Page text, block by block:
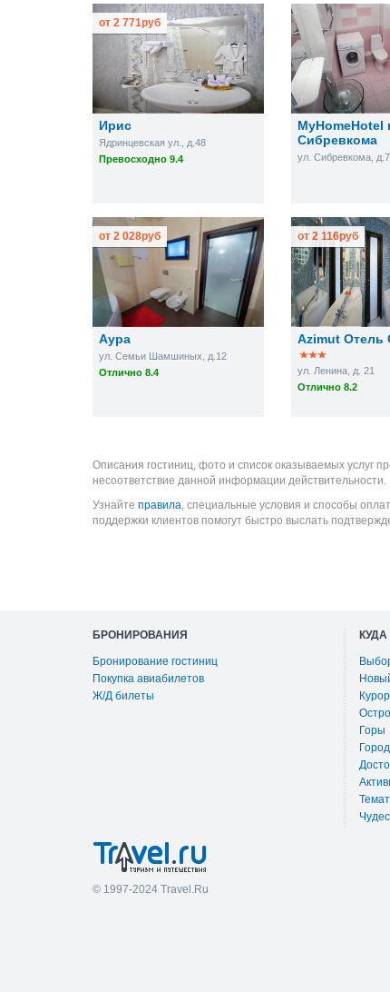
Ирис
Ядринцевская ул., д.48
Превосходно 9.4
от 2 771руб
MyHomeHotel
Сибревкома
ул. Сибревкома,
Аура
ул. Семьи Шамшиных, д.12
Отлично 8.4
от 2 028руб
Azimut Отель
ул. Ленина, д. 21
Отлично 8.2
от2 116руб
Описания гостиниц, фото и список оказываемых услуг
несоответствие данной информации действительности.
Узнайте правила, специальные условия и способы
поддержки клиентов помогут быстро выслать
БРОНИРОВАНИЯ
Бронирование гостиниц
Покупка авиабилетов
Ж/Д билеты
Горы
© 1997-2024 Travel.Ru